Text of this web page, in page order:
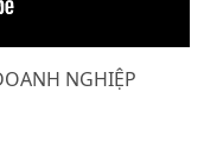
NGHIỆP